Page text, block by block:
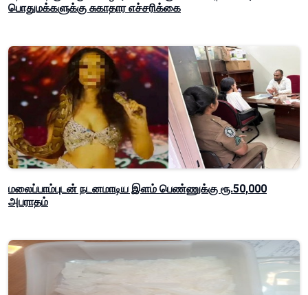
பொதுமக்களுக்கு சுகாதார எச்சரிக்கை
மலைப்பாம்புடன் நடனமாடிய இளம் பெண்ணுக்கு ரூ.50,000
அபராதம்